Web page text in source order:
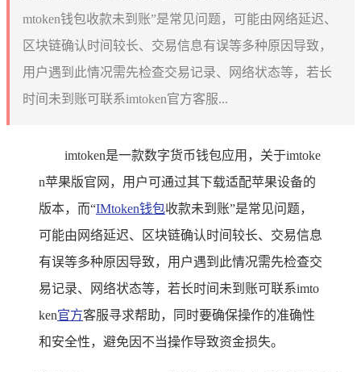
mtoken钱包收款未到账”是常见问题，可能由网络延迟、
区块链确认时间较长、交易信息有误等多种原因导致，
用户遇到此情况需先检查交易记录、网络状态等，若长
时间未到账可联系imtoken官方客服...
imtoken是一款数字货币钱包应用，关于imtoke
n苹果版官网，用户可通过其下载适配苹果设备的
版本，而“IMtoken钱包收款未到账”是常见问题，
可能由网络延迟、区块链确认时间较长、交易信息
有误等多种原因导致，用户遇到此情况需先检查交
易记录、网络状态等，若长时间未到账可联系imto
ken官方客服寻求帮助，同时要确保操作的准确性
和安全性，避免因不当操作导致资金损失。